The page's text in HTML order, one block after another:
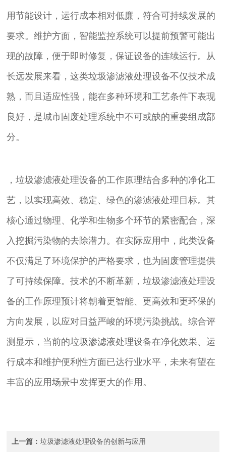
用节能设计，运行成本相对低廉，符合可持续发展的
要求。维护方面，智能监控系统可以提前预警可能出
现的故障，便于即时修复，保证设备的连续运行。从
长远发展来看，这类垃圾渗滤液处理设备不仅技术成
熟，而且适应性强，能在多种环境和工艺条件下表现
良好，是城市固废处理系统中不可或缺的重要组成部
分。
，垃圾渗滤液处理设备的工作原理结合多种的净化工
艺，以实现高效、稳定、绿色的渗滤液处理目标。其
核心通过物理、化学和生物多个环节的紧密配合，深
入挖掘污染物的去除潜力。在实际应用中，此类设备
不仅满足了环境保护的严格要求，也为固废管理提供
了可持续保障。技术的不断革新，垃圾渗滤液处理设
备的工作原理预计将朝着更智能、更高效和更环保的
方向发展，以应对日益严峻的环境污染挑战。综合评
测显示，当前的垃圾渗滤液处理设备在净化效果、运
行成本和维护便利性方面已达行业水平，未来有望在
丰富的应用场景中发挥更大的作用。
上一篇：垃圾渗滤液处理设备的创新与应用